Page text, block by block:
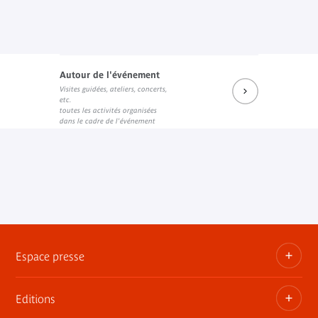
Autour de l'événement
Visites guidées, ateliers, concerts,
etc.
toutes les activités organisées
dans le cadre de l'événement
Espace presse
Dossiers, communiqués, bandes annonces
Editions